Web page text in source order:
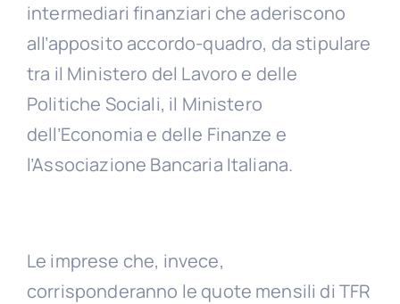
intermediari finanziari che aderiscono
all’apposito accordo-quadro, da stipulare
tra il Ministero del Lavoro e delle
Politiche Sociali, il Ministero
dell’Economia e delle Finanze e
l’Associazione Bancaria Italiana.
Le imprese che, invece,
corrisponderanno le quote mensili di TFR